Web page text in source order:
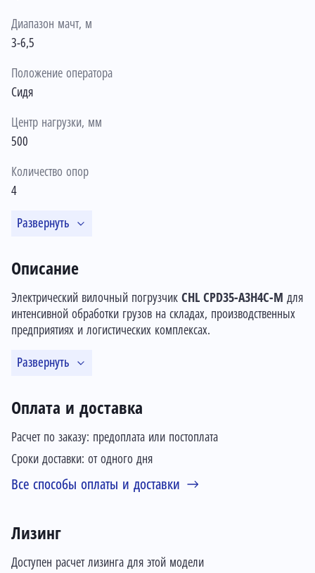
Диапазон мачт, м
3-6,5
Положение оператора
Сидя
Центр нагрузки, мм
500
Количество опор
4
Развернуть
Оплата и доставка
Расчет по заказу: предоплата или постоплата
Сроки доставки: от одного дня
Все способы оплаты и доставки
Лизинг
Доступен расчет лизинга для этой модели
Описание
Электрический вилочный погрузчик CHL CPD35-A3H4C-M для
интенсивной обработки грузов на складах, производственных
предприятиях и логистических комплексах.
Развернуть